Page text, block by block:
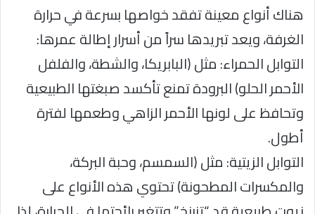
​هناك أنواع معينة تفقد خواصها بسرعة في حرارة
الغرفة، ويعد تبريدها سراً من أسرار إطالة عمرها:
​التوابل الحمراء: مثل (البابريكا، والشطة، والفلفل
الأحمر الحلو) البرودة تمنع تأكسد صبغتها الطبيعية
وتحافظ على لونها الأحمر الزاهي وطعمها لفترة
أطول.
​التوابل الزيتية: مثل (السمسم، وحبة البركة،
والمكسرات المطحونة) تحتوي هذه الأنواع على